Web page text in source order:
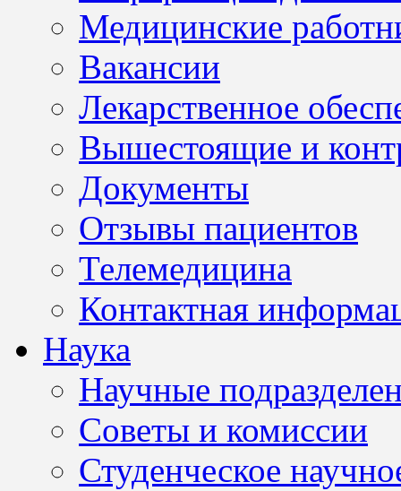
Медицинские
Вакансии
Лекарственное
Вышестоящие и
Документы
Отзывы пациентов
Телемедицина
Контактная
Наука
Научные
Советы и комиссии
Студенческое